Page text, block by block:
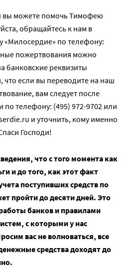
вы можете помочь Тимофею
обращайтесь к нам в
«Милосердие» по телефону:
пожертвования можно
банковские реквизиты
если вы переводите на наш
вам следует после
по телефону: (495) 972-9702 или
и уточнить, кому именно
Господи!
что с того момента как
и до того, как этот факт
поступивших средств по
пройти до десяти дней. Это
банков и правилами
с которыми у нас
вас не волноваться, все
средства доходят до